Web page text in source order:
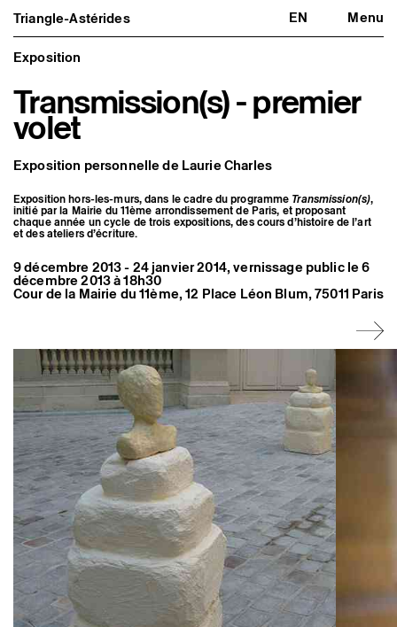
Triangle-Astérides EN Menu
Triangle-Astérides
Centre d’art contemporain
d’intérêt national
et résidence internationale d'artistes
Fermer
Présentation
À propos
Équipe et gouvernance
Formation professionnelle
Rapports d'activité
Informations pratiques
Programmation
Expositions
Événements
Programmation éditoriale
Les Nouveaux Commanditaires
Artistes résident·es et associé·es
Résident·es
Artistes associé·es
Hors-les-murs
Ancien·nes résident·es et artistes associé·es
Exposition
Transmission(s) - premier
volet
Exposition personnelle de Laurie Charles
Exposition hors-les-murs, dans le cadre du programme Transmission(s),
initié par la Mairie du 11ème arrondissement de Paris, et proposant
chaque année un cycle de trois expositions, des cours d’histoire de l’art
et des ateliers d’écriture.
9 décembre 2013 - 24 janvier 2014, vernissage public le 6
décembre 2013 à 18h30
Cour de la Mairie du 11ème, 12 Place Léon Blum, 75011 Paris